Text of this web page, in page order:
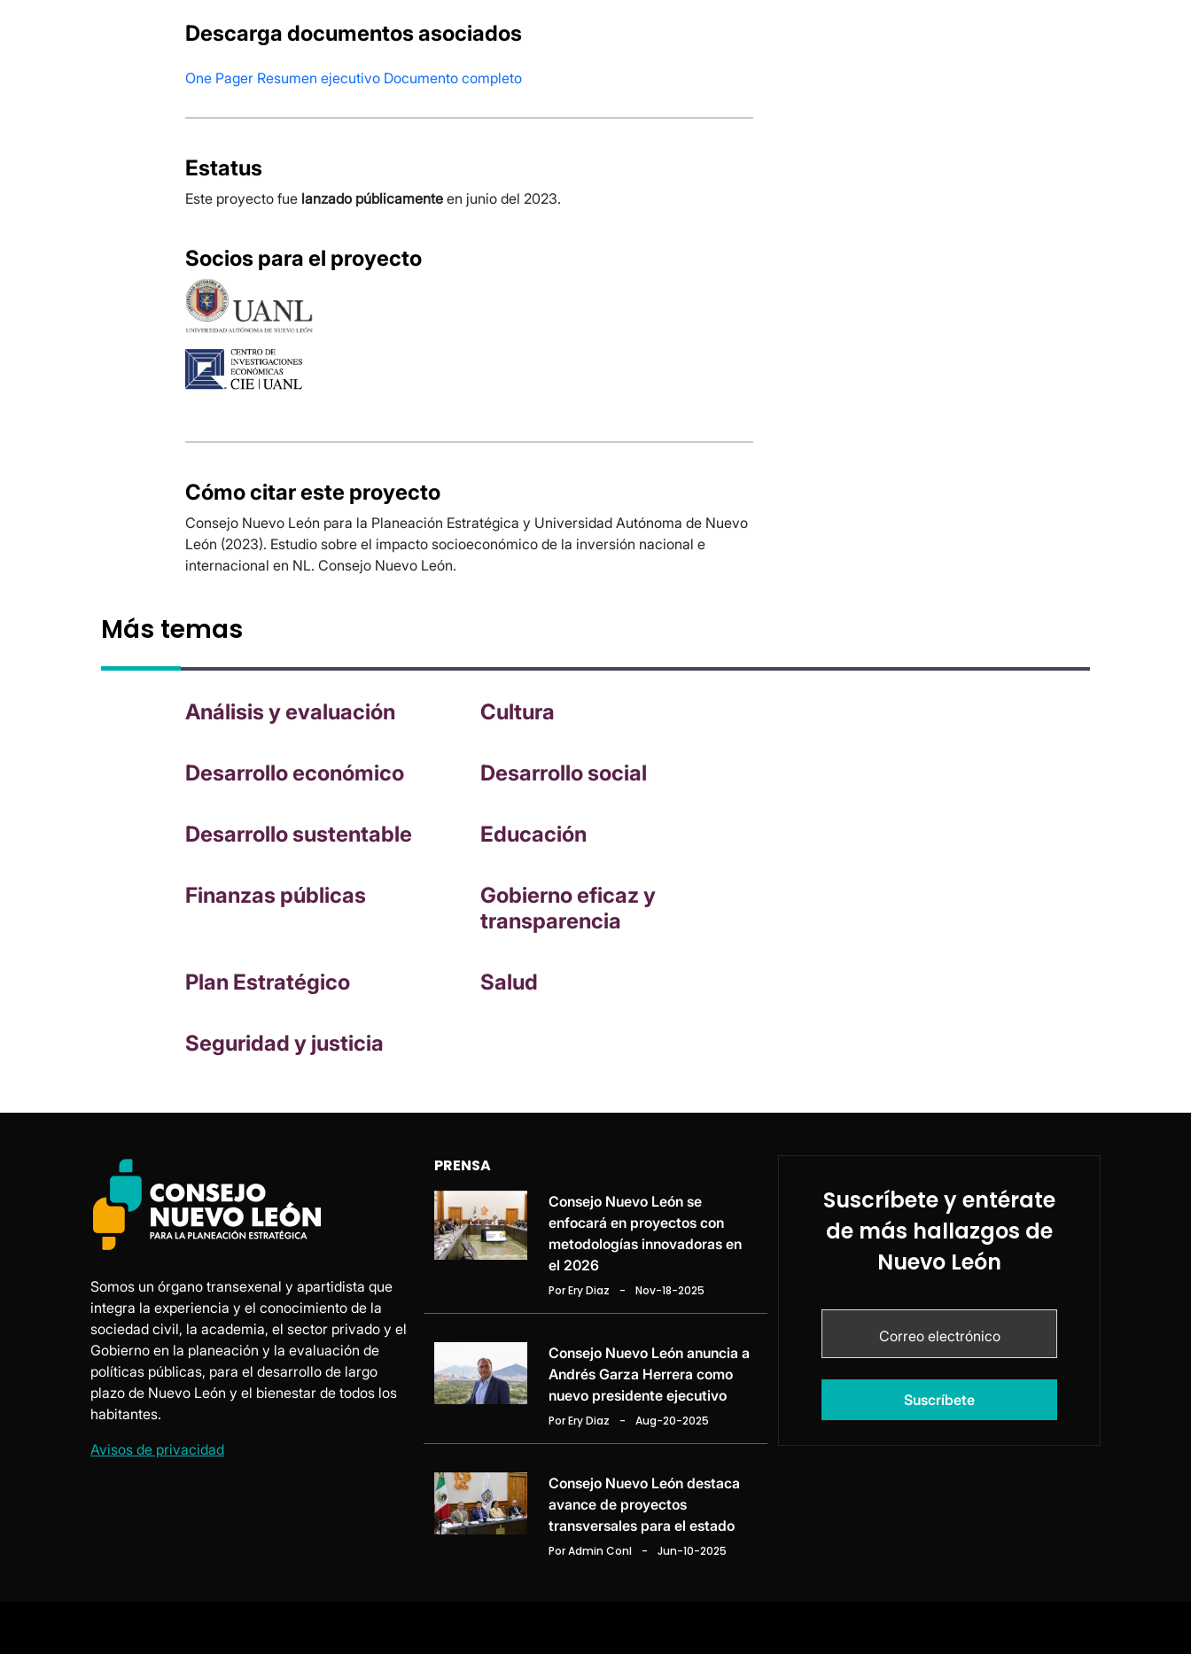
Descarga documentos asociados
One Pager Resumen ejecutivo Documento completo
Estatus
Este proyecto fue lanzado públicamente en junio del 2023.
Socios para el proyecto
Cómo citar este proyecto
Consejo Nuevo León para la Planeación Estratégica y Universidad Autónoma de Nuevo
León (2023). Estudio sobre el impacto socioeconómico de la inversión nacional e
internacional en NL. Consejo Nuevo León.
Más temas
Análisis y evaluación Cultura
Desarrollo económico Desarrollo social
Desarrollo sustentable Educación
Finanzas públicas
Gobierno eficaz y
transparencia
Plan Estratégico Salud
Seguridad y justicia
Somos un órgano transexenal y apartidista que
integra la experiencia y el conocimiento de la
sociedad civil, la academia, el sector privado y el
Gobierno en la planeación y la evaluación de
políticas públicas, para el desarrollo de largo
plazo de Nuevo León y el bienestar de todos los
habitantes.
Avisos de privacidad
PRENSA
Consejo Nuevo León se
enfocará en proyectos con
metodologías innovadoras en
el 2026
Por Ery Diaz - Nov-18-2025
Consejo Nuevo León anuncia a
Andrés Garza Herrera como
nuevo presidente ejecutivo
Por Ery Diaz - Aug-20-2025
Consejo Nuevo León destaca
avance de proyectos
transversales para el estado
Por Admin Conl - Jun-10-2025
Suscríbete y entérate
de más hallazgos de
Nuevo León